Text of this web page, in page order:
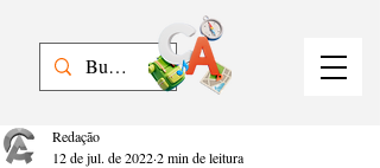
Redação
12 de jul. de 20222 min de leitura